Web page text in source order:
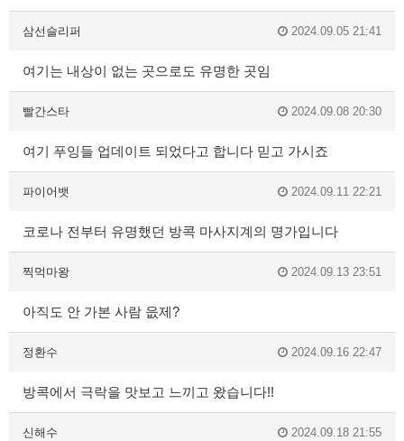
삼선슬리퍼 2024.09.05 21:41
여기는 내상이 없는 곳으로도 유명한 곳임
빨간스타 2024.09.08 20:30
여기 푸잉들 업데이트 되었다고 합니다 믿고 가시죠
파이어뱃 2024.09.11 22:21
코로나 전부터 유명했던 방콕 마사지계의 명가입니다
찍먹마왕 2024.09.13 23:51
아직도 안 가본 사람 읎제?
정환수 2024.09.16 22:47
방콕에서 극락을 맛보고 느끼고 왔습니다!!
신해수 2024.09.18 21:55